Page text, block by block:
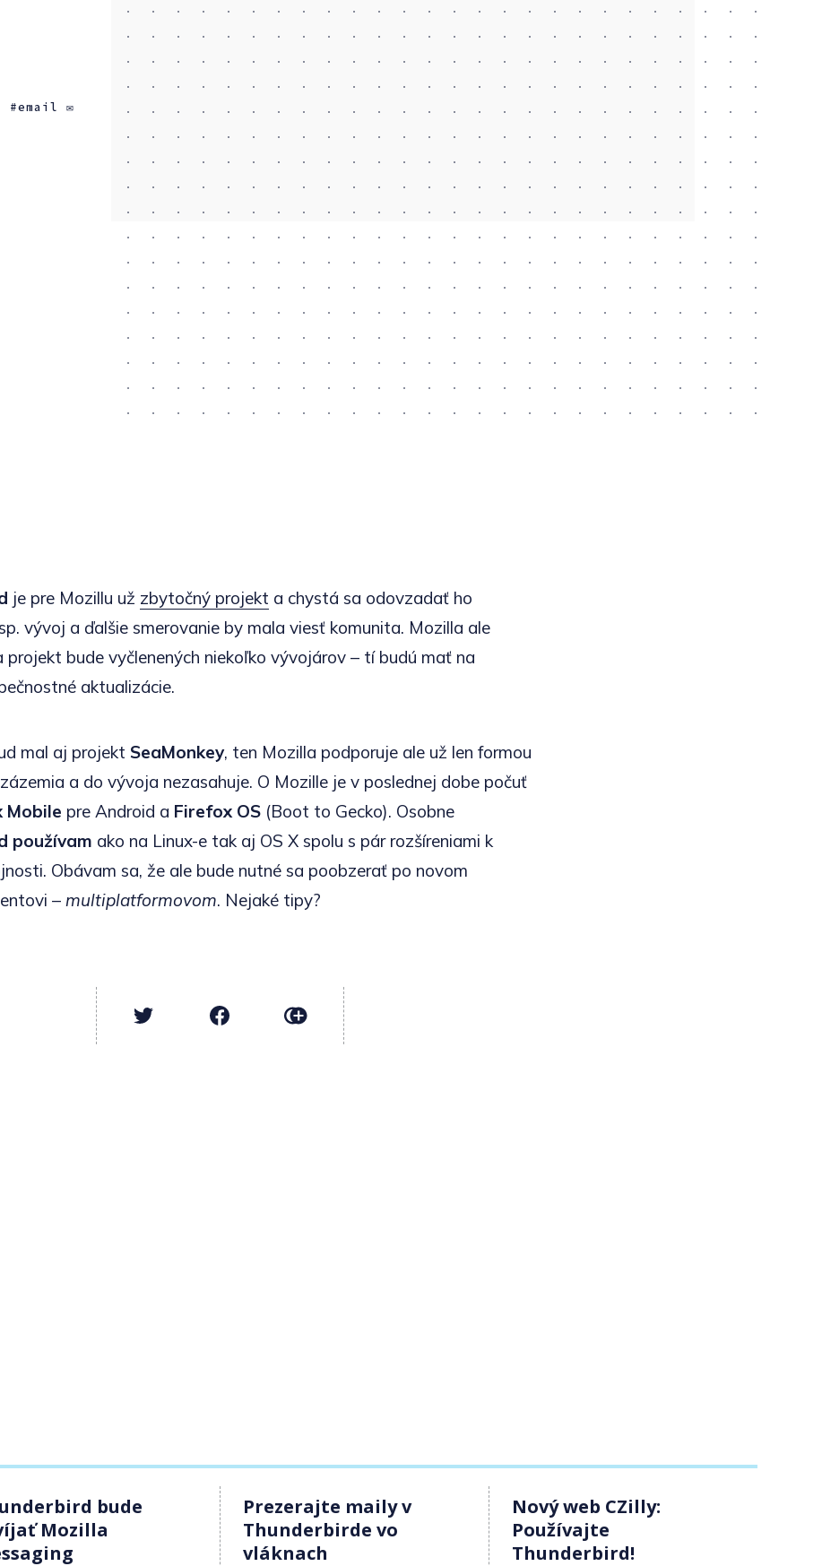
email ✉️
je pre Mozillu už zbytočný projekt a chystá sa odovzadať ho
vývoj a ďalšie smerovanie by mala viesť komunita. Mozilla ale
projekt bude vyčlenených niekoľko vývojárov – tí budú mať na
aktualizácie.
mal aj projekt SeaMonkey, ten Mozilla podporuje ale už len formou
a do vývoja nezasahuje. O Mozille je v poslednej dobe počuť
Mobile pre Android a Firefox OS (Boot to Gecko). Osobne
používam ako na Linux-e tak aj OS X spolu s pár rozšíreniami k
Obávam sa, že ale bude nutné sa poobzerať po novom
– multiplatformovom. Nejaké tipy?
bude
Mozilla
Prezerajte maily v
Thunderbirde vo
vláknach
Nový web CZilly:
Používajte
Thunderbird!